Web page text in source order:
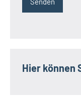
Hier können